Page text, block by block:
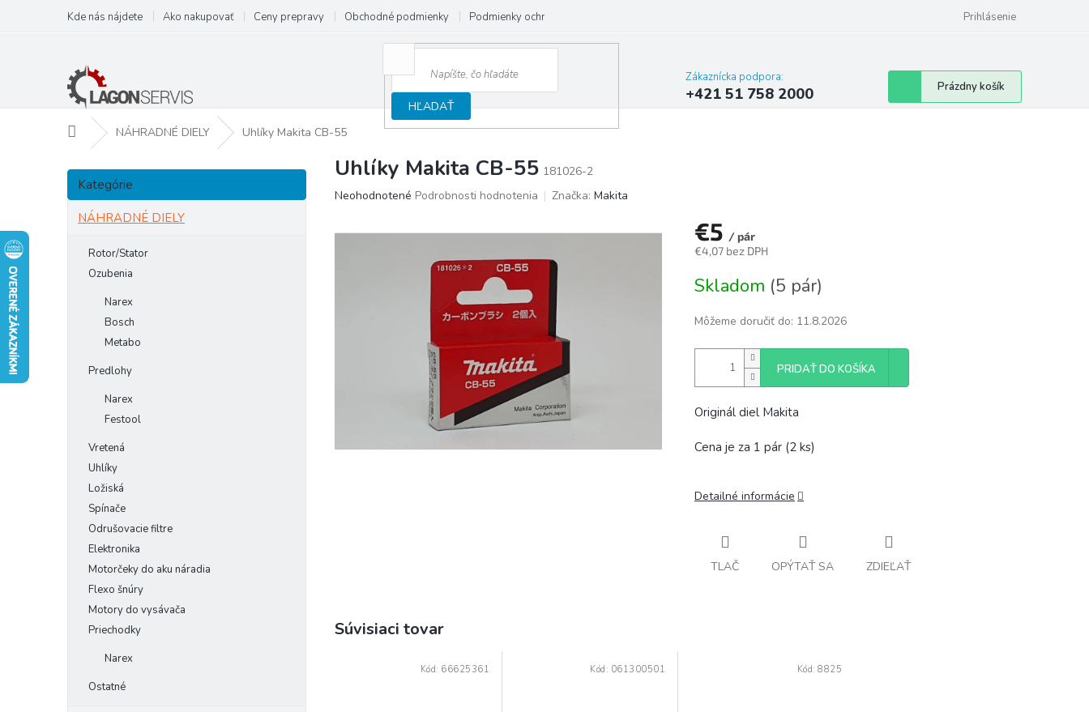
obsah
Kde nás nájdete Ako nakupovať Ceny prepravy Obchodné podmienky Podmienky ochrany osobných údajov Prihlásenie
HĽADAŤ
Zákaznícka podpora:
+421 51 758 2000
Nákupný
košík
Prázdny košík
DomovNÁHRADNÉ DIELY Uhlíky Makita CB-55
B
č
Preskočiť
kategórie
Kategórie
NÁHRADNÉ DIELY
Rotor/Stator
Ozubenia
Narex
Bosch
Metabo
Predlohy
Narex
Festool
Vretená
Uhlíky
Ložiská
Spínače
Odrušovacie filtre
Elektronika
Motorčeky do aku náradia
Flexo šnúry
Motory do vysávača
Priechodky
Narex
Ostatné
Uhlíky Makita CB-55 181026-2
Priemerné
Neohodnotené Podrobnosti hodnotenia Značka: Makita
€5 / pár
€4,07 bez DPH
cena:
Skladom (5 pár)
Môžeme doručiť do: 11.8.2026
PRIDAŤ DO KOŠÍKA
Originál diel Makita
Cena je za 1 pár (2 ks)
Detailné informácie
TLAČ OPÝTAŤ SA ZDIEĽAŤ
Súvisiaci tovar
Kód: 66625361 Kód: 061300501 Kód: 8825